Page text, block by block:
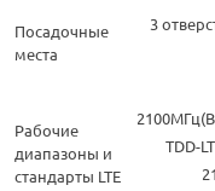
Посадочные
места
3
Рабочие
диапазоны и
стандарты LTE
TDD-